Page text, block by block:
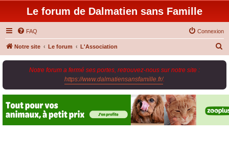
Le forum de Dalmatien sans Famille
FAQ Connexion
Notre site Le forum L'Association
e
r
Notre forum a fermé ses portes, retrouvez-nous sur notre site :
https://www.dalmatiensansfamille.fr/.